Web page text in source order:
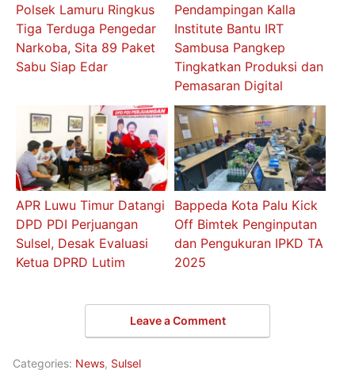
Polsek Lamuru Ringkus
Tiga Terduga Pengedar
Narkoba, Sita 89 Paket
Sabu Siap Edar
Pendampingan Kalla
Institute Bantu IRT
Sambusa Pangkep
Tingkatkan Produksi dan
Pemasaran Digital
APR Luwu Timur Datangi
DPD PDI Perjuangan
Sulsel, Desak Evaluasi
Ketua DPRD Lutim
Bappeda Kota Palu Kick
Off Bimtek Penginputan
dan Pengukuran IPKD TA
2025
Leave a Comment
Categories: News, Sulsel